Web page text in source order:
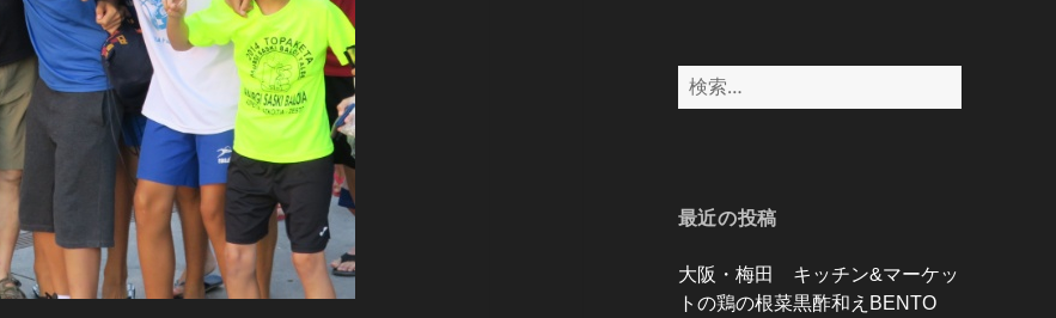
検
索:
最近の投稿
大阪・梅田 キッチン&マーケッ
トの鶏の根菜黒酢和えBENTO